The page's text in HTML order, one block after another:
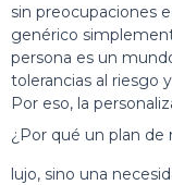
sin preocupaciones
genérico
persona es un
tolerancias al riesgo
Por eso, la
¿Por qué un plan de
lujo, sino una